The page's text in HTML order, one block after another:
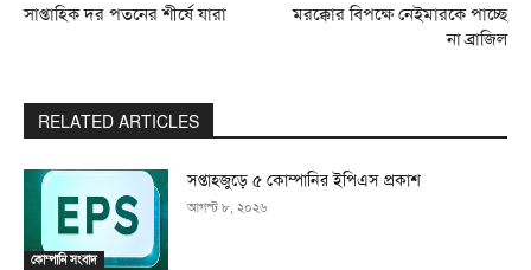
সাপ্তাহিক দর পতনের শীর্ষে যারা
মরক্কোর বিপক্ষে নেইমারকে পাচ্ছে
না ব্রাজিল
RELATED ARTICLES
কোম্পানি সংবাদ
সপ্তাহজুড়ে ৫ কোম্পানির ইপিএস প্রকাশ
আগস্ট ৮, ২০২৬